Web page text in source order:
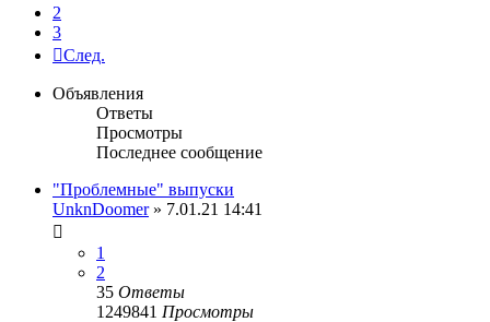
2
3
След.
Объявления
Ответы
Просмотры
Последнее сообщение
"Проблемные" выпуски
UnknDoomer» 7.01.21 14:41
1
2
35 Ответы
1249841 Просмотры